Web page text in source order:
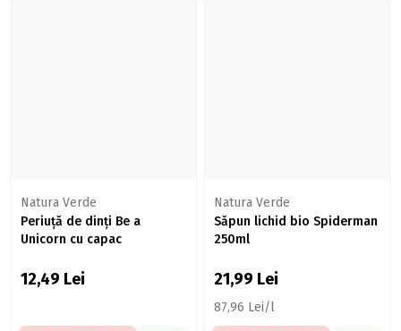
Natura Verde
Periuță de dinți Be a
Unicorn cu capac
12,49 Lei
Natura Verde
Săpun lichid bio Spiderman
250ml
21,99 Lei
87,96 Lei/l